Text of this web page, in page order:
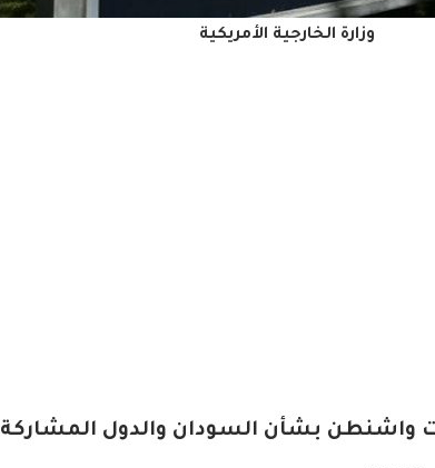
وزارة الخارجية الأمريكية
واشنطن بشأن السودان والدول المشاركة